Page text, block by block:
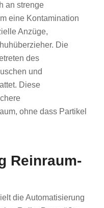
an strenge
eine Kontamination
Anzüge,
Die
des
und
Diese
ohne dass Partikel
Reinraum-
die Automatisierung